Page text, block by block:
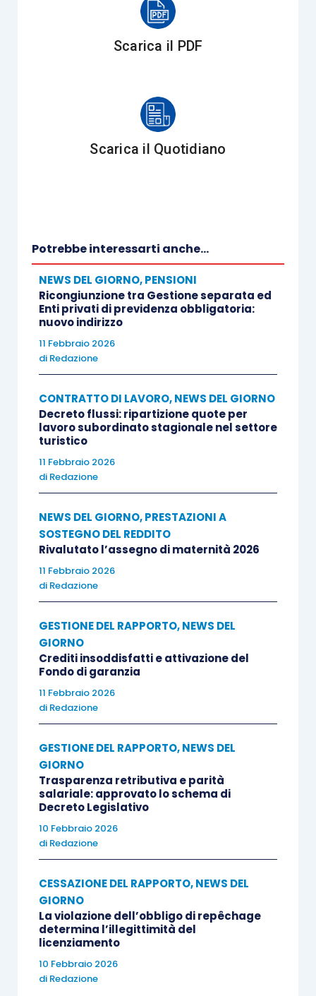
confronti delle Strutture territoriali competenti
utilizzando il modello 07FB avendo cura di
valorizzare la quota di retribuzione in precedenza
Scarica il PDF
Scarica il Quotidiano
Potrebbe interessarti anche...
NEWS DEL GIORNO,PENSIONI
Ricongiunzione tra Gestione separata ed
Enti privati di previdenza obbligatoria:
nuovo indirizzo
11 Febbraio 2026
di Redazione
CONTRATTO DI LAVORO,NEWS DEL GIORNO
Decreto flussi: ripartizione quote per
lavoro subordinato stagionale nel settore
turistico
11 Febbraio 2026
di Redazione
NEWS DEL GIORNO,PRESTAZIONI A
SOSTEGNO DEL REDDITO
Rivalutato l’assegno di maternità 2026
11 Febbraio 2026
di Redazione
GESTIONE DEL RAPPORTO,NEWS DEL
GIORNO
Crediti insoddisfatti e attivazione del
Fondo di garanzia
11 Febbraio 2026
di Redazione
GESTIONE DEL RAPPORTO,NEWS DEL
GIORNO
Trasparenza retributiva e parità
salariale: approvato lo schema di
Decreto Legislativo
10 Febbraio 2026
di Redazione
CESSAZIONE DEL RAPPORTO,NEWS DEL
GIORNO
La violazione dell’obbligo di repêchage
determina l’illegittimità del
licenziamento
10 Febbraio 2026
di Redazione